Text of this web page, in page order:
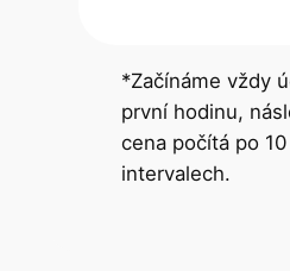
*Začínáme vždy
první hodinu,
cena počítá po
intervalech.